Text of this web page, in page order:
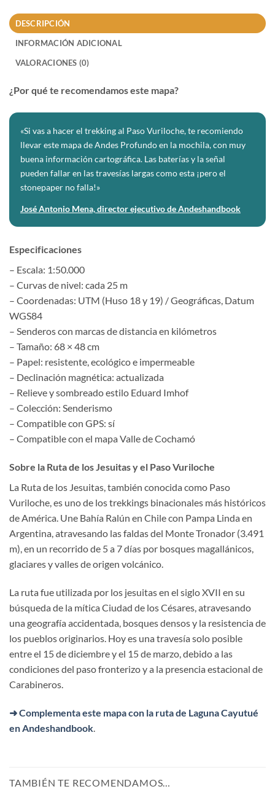
DESCRIPCIÓN
INFORMACIÓN ADICIONAL
VALORACIONES (0)
¿Por qué te recomendamos este mapa?
«Si vas a hacer el trekking al Paso Vuriloche, te recomiendo
llevar este mapa de Andes Profundo en la mochila, con muy
buena información cartográfica. Las baterías y la señal
pueden fallar en las travesías largas como esta ¡pero el
stonepaper no falla!»
José Antonio Mena, director ejecutivo de Andeshandbook
Especificaciones
– Escala: 1:50.000
– Curvas de nivel: cada 25 m
– Coordenadas: UTM (Huso 18 y 19) / Geográficas, Datum
WGS84
– Senderos con marcas de distancia en kilómetros
– Tamaño: 68 × 48 cm
– Papel: resistente, ecológico e impermeable
– Declinación magnética: actualizada
– Relieve y sombreado estilo Eduard Imhof
– Colección: Senderismo
– Compatible con GPS: sí
– Compatible con el mapa Valle de Cochamó
Sobre la Ruta de los Jesuitas y el Paso Vuriloche
La Ruta de los Jesuitas, también conocida como Paso
Vuriloche, es uno de los trekkings binacionales más históricos
de América. Une Bahía Ralún en Chile con Pampa Linda en
Argentina, atravesando las faldas del Monte Tronador (3.491
m), en un recorrido de 5 a 7 días por bosques magallánicos,
glaciares y valles de origen volcánico.
La ruta fue utilizada por los jesuitas en el siglo XVII en su
búsqueda de la mítica Ciudad de los Césares, atravesando
una geografía accidentada, bosques densos y la resistencia de
los pueblos originarios. Hoy es una travesía solo posible
entre el 15 de diciembre y el 15 de marzo, debido a las
condiciones del paso fronterizo y a la presencia estacional de
Carabineros.
➜ Complementa este mapa con la ruta de Laguna Cayutué
en Andeshandbook.
TAMBIÉN TE RECOMENDAMOS…